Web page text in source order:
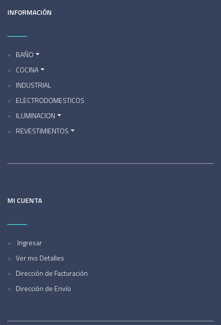
INFORMACIÓN
BAÑO
COCINA
INDUSTRIAL
ELECTRODOMESTICOS
ILUMINACION
REVESTIMIENTOS
MI CUENTA
Ingresar
Ver mis Detalles
Dirección de Facturación
Dirección de Envío